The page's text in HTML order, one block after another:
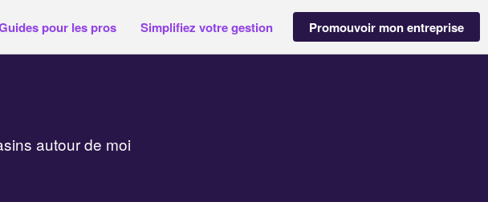
pour les pros Simplifiez votre gestion Promouvoir mon entreprise
autour de moi